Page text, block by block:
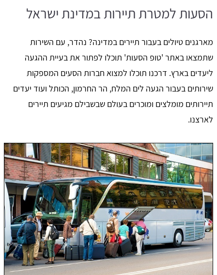
הסעות למטרת תיירות במדינת ישראל
מארגנים טיולים בעבור תיירים במדינה? נהדר, עם השירות
שתמצאו באתר 'טופ הסעות' תוכלו לפתור את בעיית ההגעה
ליעדים בארץ. דרכנו תוכלו למצוא חברות הסעים המספקות
שירותים בעבור הגעה לים המלח, הר החרמון, הכותל ועוד יעדים
תיירותים מומלצים ומוכרים בעולם שבשבילם מגיעים תיירים
לארצנו.